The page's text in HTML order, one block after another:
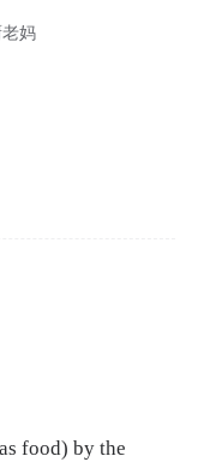
妈
food) by the